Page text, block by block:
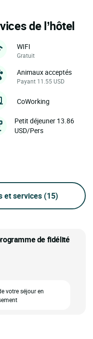
de l’hôtel
WIFI
Gratuit
Animaux acceptés
Payant 11.55 USD
CoWorking
Petit déjeuner 13.86
USD/Pers
et services (15)
de fidélité
votre séjour en